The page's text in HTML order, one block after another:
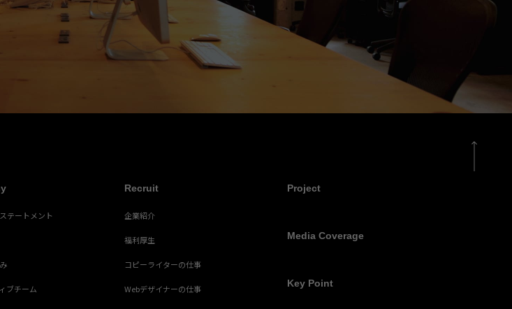
テートメント
ブチーム
Recruit
企業紹介
福利厚生
コピーライターの仕事
Webデザイナーの仕事
Project
Media Coverage
Key Point